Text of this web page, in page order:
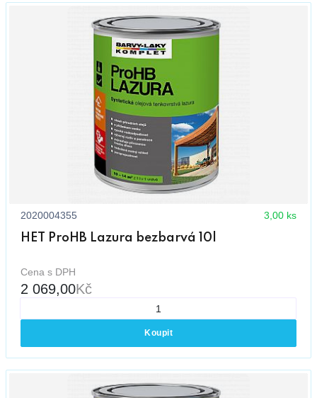
2020004355 3,00 ks
HET ProHB Lazura bezbarvá 10l
Cena s DPH
2 069,00Kč
Koupit